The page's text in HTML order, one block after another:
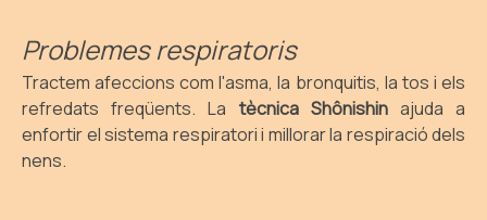
Problemes respiratoris
Tractem afeccions com l'asma, la bronquitis, la tos i els
refredats freqüents. La tècnica Shônishinajuda a
enfortir el sistema respiratori i millorar la respiració dels
nens.